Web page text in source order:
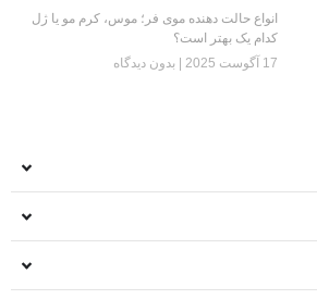
انواع حالت دهنده موی فر؛ موس، کرم مو یا ژل
کدام یک بهتر است؟
17 آگوست 2025
بدون دیدگاه